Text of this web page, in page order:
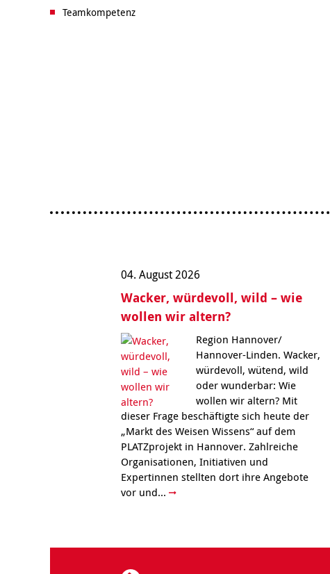
Teamkompetenz
04. August 2026
Wacker, würdevoll, wild – wie
wollen wir altern?
Region Hannover/
Hannover-Linden. Wacker,
würdevoll, wütend, wild
oder wunderbar: Wie
wollen wir altern? Mit
dieser Frage beschäftigte sich heute der
„Markt des Weisen Wissens“ auf dem
PLATZprojekt in Hannover. Zahlreiche
Organisationen, Initiativen und
Expertinnen stellten dort ihre Angebote
vor und...